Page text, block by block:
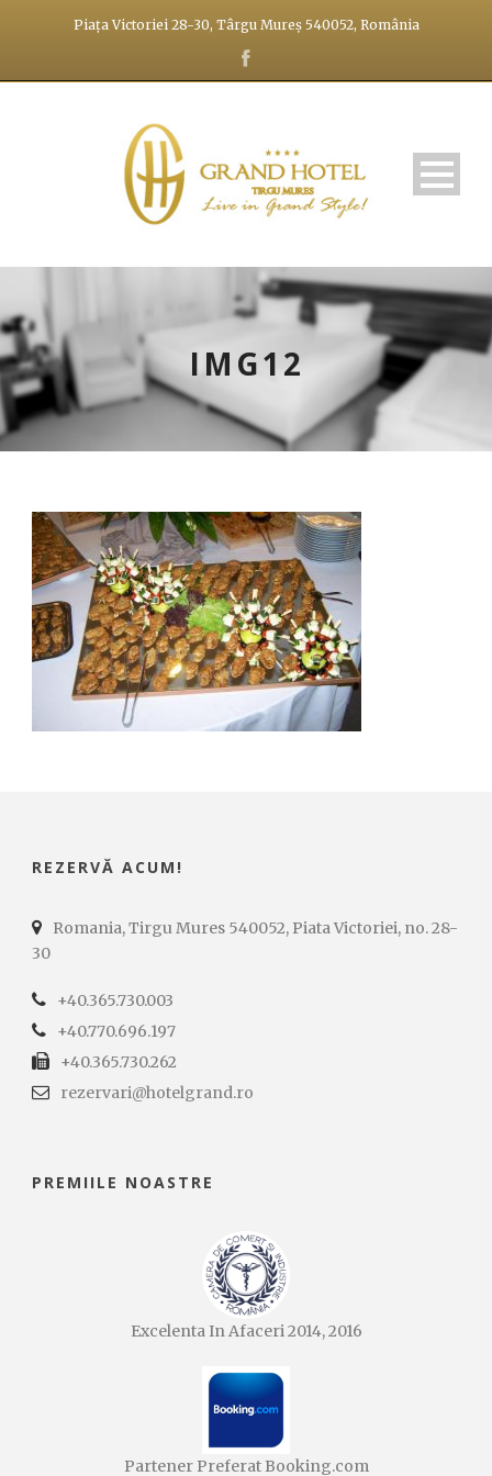
Piața Victoriei 28-30, Târgu Mureș 540052, România
IMG12
REZERVĂ ACUM!
Romania, Tirgu Mures 540052, Piata Victoriei, no. 28-
30
+40.365.730.003
+40.770.696.197
+40.365.730.262
rezervari@hotelgrand.ro
PREMIILE NOASTRE
Excelenta In Afaceri 2014, 2016
Partener Preferat Booking.com